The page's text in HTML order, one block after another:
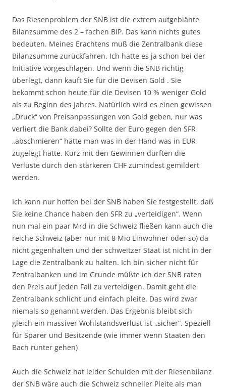
Das Riesenproblem der SNB ist die extrem aufgeblähte
Bilanzsumme des 2 – fachen BIP. Das kann nichts gutes
bedeuten. Meines Erachtens muß die Zentralbank diese
Bilanzsumme zurückfahren. Ich hatte es ja schon bei der
Initiative vorgeschlagen. Und wenn die SNB richtig
überlegt, dann kauft Sie für die Devisen Gold . Sie
bekommt schon heute für die Devisen 10 % weniger Gold
als zu Beginn des Jahres. Natürlich wird es einen gewissen
„Druck“ von Preisanpassungen von Gold geben, nur was
verliert die Bank dabei? Sollte der Euro gegen den SFR
„abschmieren“ hätte man was in der Hand was in EUR
zugelegt hätte. Kurz mit den Gewinnen dürften die
Verluste durch den stärkeren CHF zumindest gemildert
werden.
Ich kann nur hoffen bei der SNB haben Sie festgestellt, daß
Sie keine Chance haben den SFR zu „verteidigen“. Wenn
nun mal ein paar Mrd in die Schweiz fließen kann auch die
reiche Schweiz (aber nur mit 8 Mio Einwohner oder so) da
nicht gegenhalten und der schweitzer Staat ist nicht in der
Lage die Zentralbank zu halten. Ich bin sicher nicht für
Zentralbanken und im Grunde müßte ich der SNB raten
den Preis auf jeden Fall zu verteidigen. Damit geht die
Zentralbank schlicht und einfach pleite. Das wird zwar
niemals so genannt werden. Das Ergebnis bleibt sich
gleich ein massiver Wohlstandsverlust ist „sicher“. Speziell
für Sparer und Besitzende (wie immer wenn Staaten den
Bach runter gehen)
Auch die Schweiz hat leider Schulden mit der Riesenbilanz
der SNB wäre auch die Schweiz schneller Pleite als man